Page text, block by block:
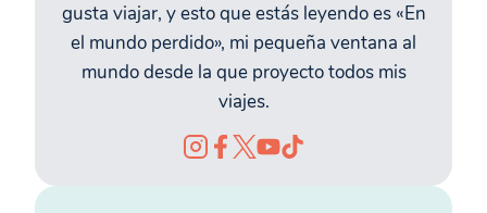
gusta viajar, y esto que estás leyendo es «En
el mundo perdido», mi pequeña ventana al
mundo desde la que proyecto todos mis
viajes.